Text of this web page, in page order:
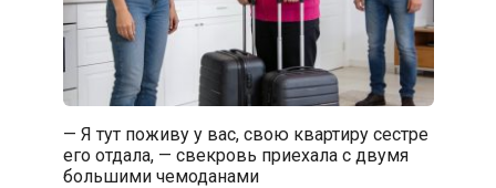
— Я тут поживу у вас, свою квартиру сестре
его отдала, — свекровь приехала с двумя
большими чемоданами